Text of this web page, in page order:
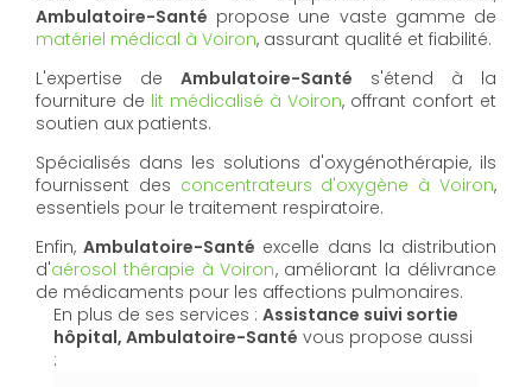
Ambulatoire-Santé propose une vaste gamme de
matériel médical à Voiron, assurant qualité et fiabilité.
L'expertise de Ambulatoire-Santé s'étend à la
fourniture de lit médicalisé à Voiron, offrant confort et
soutien aux patients.
Spécialisés dans les solutions d'oxygénothérapie, ils
fournissent des concentrateurs d'oxygène à Voiron,
essentiels pour le traitement respiratoire.
Enfin,Ambulatoire-Santé excelle dans la distribution
d'aérosol thérapie à Voiron, améliorant la délivrance
de médicaments pour les affections pulmonaires.
En plus de ses services : Assistance suivi sortie
hôpital, Ambulatoire-Santé vous propose aussi
: